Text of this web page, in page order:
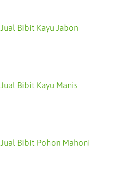
Jual Bibit Kayu Jabon
Jual Bibit Kayu Manis
Jual Bibit Pohon Mahoni